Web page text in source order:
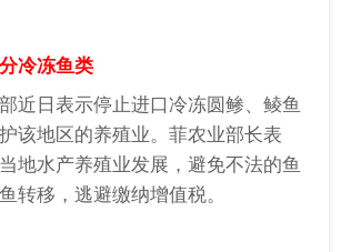
冷冻鱼类
近日表示停止进口冷冻圆鲹、鲮鱼
该地区的养殖业。菲农业部长表
地水产养殖业发展，避免不法的鱼
转移，逃避缴纳增值税。